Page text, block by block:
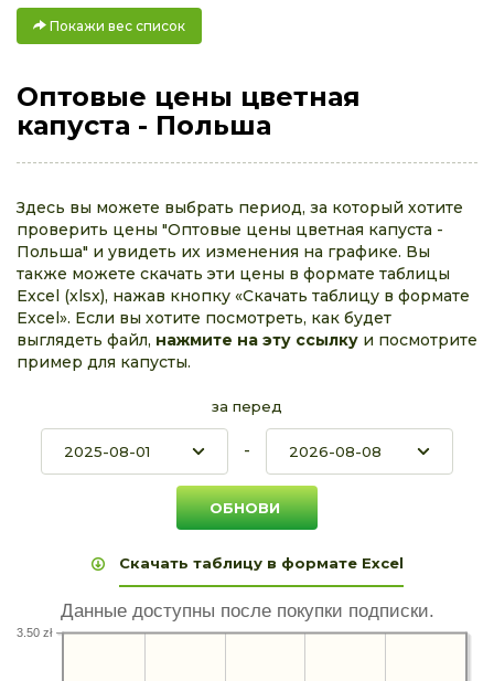
Покажи вес список
Оптовые цены цветная
капуста - Польша
Здесь вы можете выбрать период, за который хотите
проверить цены "Оптовые цены цветная капуста -
Польша" и увидеть их изменения на графике. Вы
также можете скачать эти цены в формате таблицы
Excel (xlsx), нажав кнопку «Скачать таблицу в формате
Excel». Если вы хотите посмотреть, как будет
выглядеть файл, нажмите на эту ссылку и посмотрите
пример для капусты.
за перед
-
Скачать таблицу в формате Excel
Данные доступны после покупки подписки.
3.50 zł